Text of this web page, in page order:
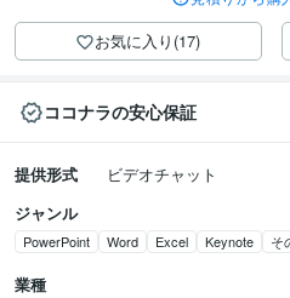
お気に入り(17)
ココナラの安心保証
提供形式
ビデオチャット
ジャンル
PowerPoint Word Excel Keynote そ
業種